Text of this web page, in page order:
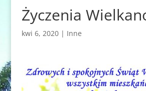
Życzenia
kwi 6, 2020| Inne